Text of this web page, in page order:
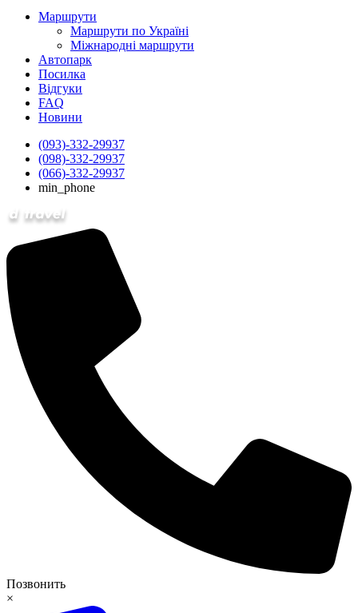
Маршрути
Маршрути по Україні
Міжнародні маршрути
Автопарк
Посилка
Відгуки
FAQ
Новини
(093)-332-29937
(098)-332-29937
(066)-332-29937
min_phone
Позвонить
×